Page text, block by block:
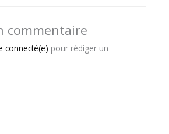
commentaire
connecté(e) pour rédiger un